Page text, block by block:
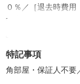
０％／［退去時費
途実費］環境維持費
費：ご契約時１６
数料：１６５００
社：プラザ賃貸保証
特記事項
角部屋・保証人不要